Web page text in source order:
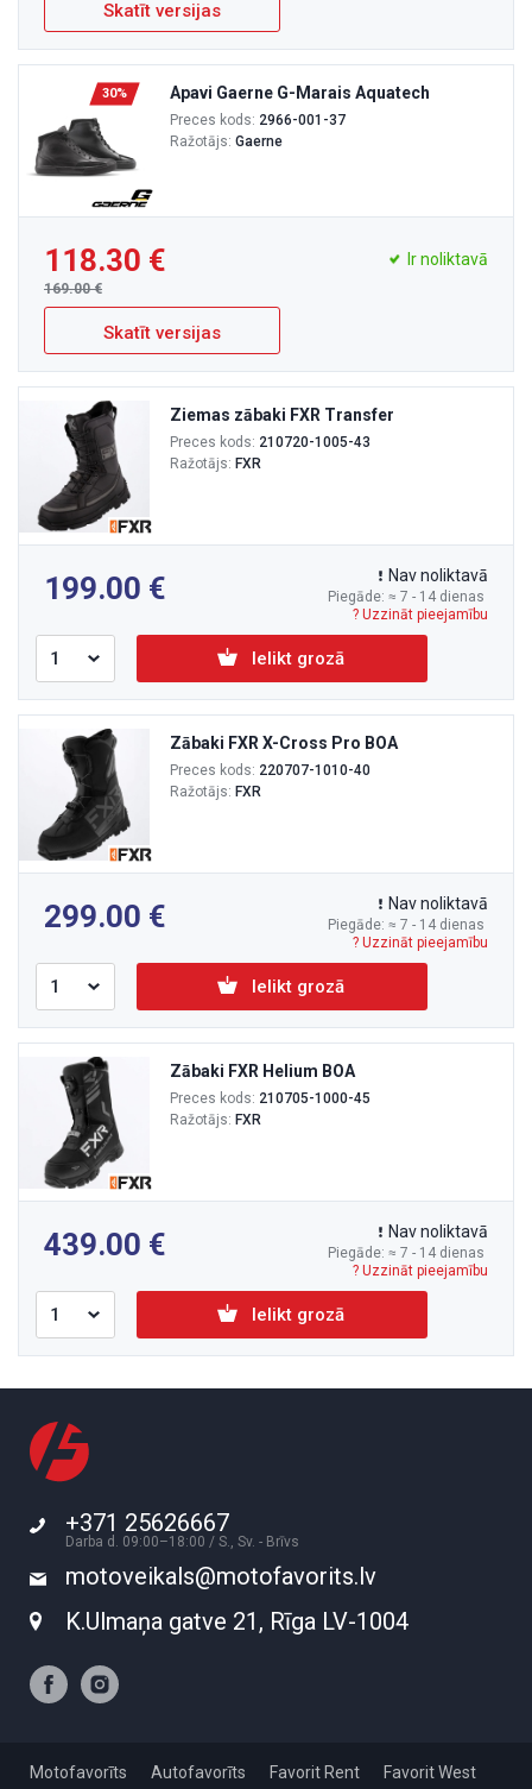
Skatīt versijas
30% Apavi Gaerne G-Marais Aquatech
Preces kods: 2966-001-37
Ražotājs: Gaerne
118.30
169.00
Ir noliktavā
Skatīt versijas
Ziemas zābaki FXR Transfer
Preces kods: 210720-1005-43
Ražotājs: FXR
199.00 Piegāde: ≈ 7 - 14 dienas
Nav noliktavā
? Uzzināt pieejamību
Ielikt grozā
Zābaki FXR X-Cross Pro BOA
Preces kods: 220707-1010-40
Ražotājs: FXR
299.00 Piegāde: ≈ 7 - 14 dienas
Nav noliktavā
? Uzzināt pieejamību
Ielikt grozā
Zābaki FXR Helium BOA
Preces kods: 210705-1000-45
Ražotājs: FXR
439.00 Piegāde: ≈ 7 - 14 dienas
Nav noliktavā
? Uzzināt pieejamību
Ielikt grozā
+371 25626667
Darba d. 09:00–18:00 / S., Sv. - Brīvs
motoveikals@motofavorits.lv
K.Ulmaņa gatve 21, Rīga LV-1004
Motofavorīts Autofavorīts Favorit Rent Favorit West